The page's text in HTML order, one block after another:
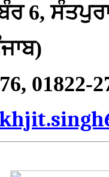
6,
01822-